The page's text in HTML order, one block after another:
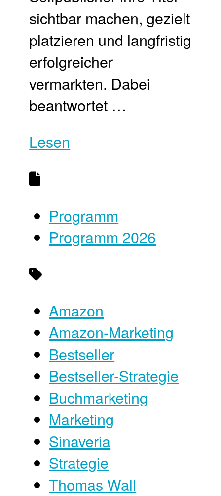
sichtbar machen, gezielt
platzieren und langfristig
erfolgreicher
vermarkten. Dabei
beantwortet …
Lesen
Programm
Programm 2026
Amazon
Amazon-Marketing
Bestseller
Bestseller-Strategie
Buchmarketing
Marketing
Sinaveria
Strategie
Thomas Wall